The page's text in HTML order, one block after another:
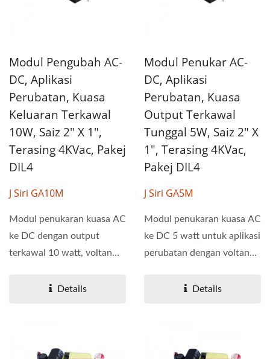
Modul Pengubah AC-
DC, Aplikasi
Perubatan, Kuasa
Keluaran Terkawal
10W, Saiz 2" X 1",
Terasing 4KVac, Pakej
DIL4
J Siri GA10M
Modul penukaran kuasa AC
ke DC dengan output
terkawal 10 watt, voltan
Details
Modul Penukar AC-
DC, Aplikasi
Perubatan, Kuasa
Output Terkawal
Tunggal 5W, Saiz 2" X
1", Terasing 4KVac,
Pakej DIL4
J Siri GA5M
Modul penukaran kuasa AC
ke DC 5 watt untuk aplikasi
perubatan dengan voltan
Details